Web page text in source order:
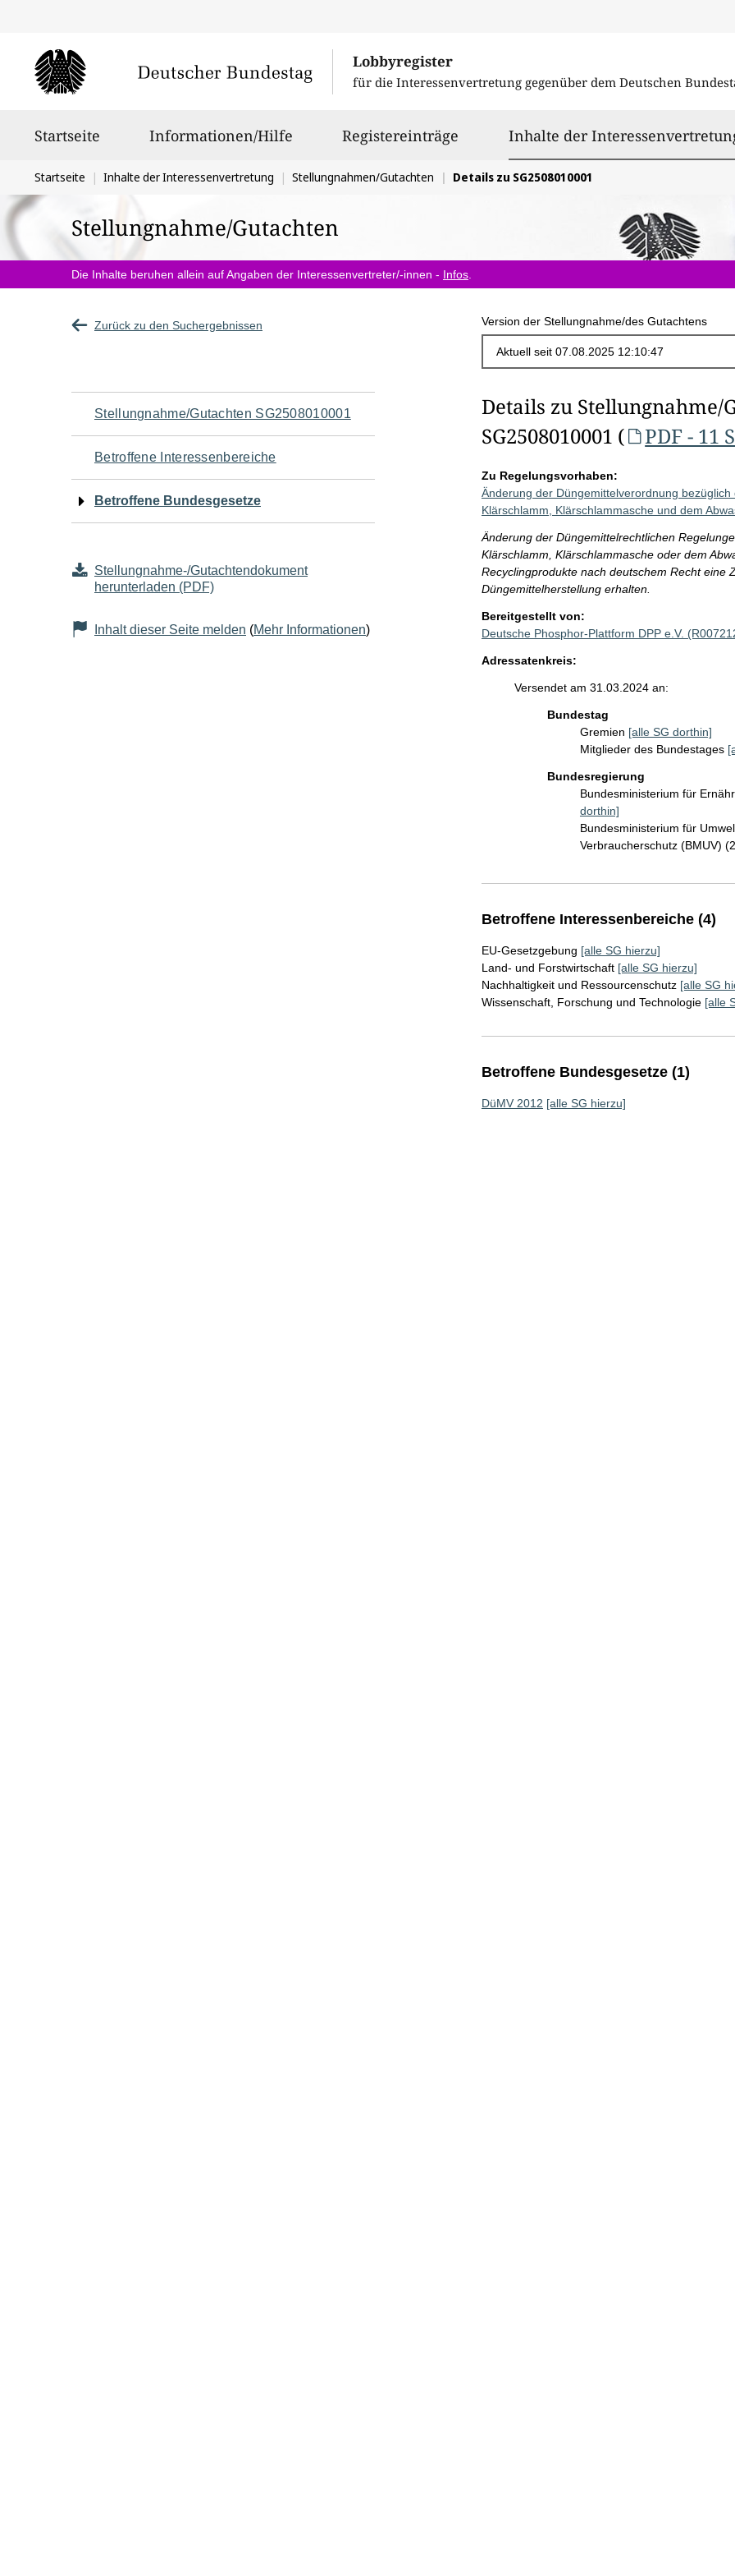
Lobbyregister
für die Interessenvertretung gegenüber dem Deutschen
Startseite Informationen/Hilfe Registereinträge Inhalte der
Sie
befinden
sich
hier:
Startseite Inhalte der Interessenvertretung Stellungnahmen/Gutachten Details zu SG2508010001
Stellungnahme/Gutachten
Die Inhalte beruhen allein auf Angaben der Interessenvertreter/-innen - Infos
Zurück zu den Suchergebnissen Version der Stellungnahme/des Gutachtens
Navigation
für
den
Seiteninhalt
Stellungnahme/Gutachten SG2508010001
Betroffene Interessenbereiche
Betroffene Bundesgesetze
Stellungnahme-/Gutachtendokument
herunterladen (PDF)
Inhalt dieser Seite melden (Mehr Informationen)
Details zu Stellungnahme/
SG2508010001 (
PDF - 11
Zu Regelungsvorhaben:
Änderung der Düngemittelverordnung
Klärschlamm, Klärschlammasche und dem
Änderung der Düngemittelrechtlichen
Klärschlamm, Klärschlammasche oder dem
Recyclingprodukte nach deutschem Recht eine
Düngemittelherstellung erhalten.
Bereitgestellt von:
Deutsche Phosphor-Plattform DPP e.V.
Adressatenkreis:
Versendet am 31.03.2024 an:
Bundestag
Gremien [alle SG dorthin]
Mitglieder des Bundestages
Bundesregierung
Bundesministerium für
dorthin]
Bundesministerium für
Verbraucherschutz (BMUV)
Betroffene Interessenbereiche (4)
EU-Gesetzgebung [alle SG hierzu]
Land- und Forstwirtschaft [alle SG hierzu]
Nachhaltigkeit und Ressourcenschutz [alle SG
Wissenschaft, Forschung und Technologie [alle
Betroffene Bundesgesetze (1)
DüMV 2012 [alle SG hierzu]